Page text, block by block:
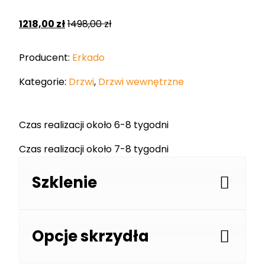
1218,00 zł1498,00zł
Producent: Erkado
Kategorie: Drzwi, Drzwi wewnętrzne
Czas realizacji około 6-8 tygodni
Czas realizacji około 7-8 tygodni
Szklenie
Opcje skrzydła